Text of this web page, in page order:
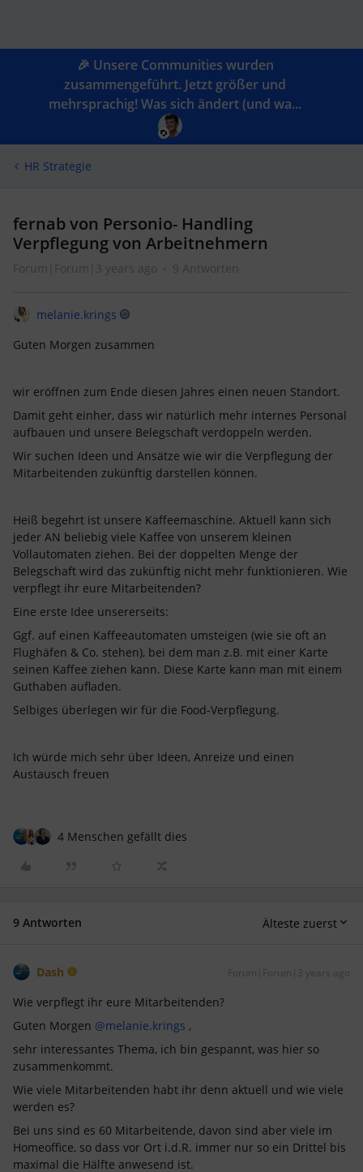
🎉 Unsere Communities wurden
zusammengeführt. Jetzt größer und
mehrsprachig! Was sich ändert (und wa...
HR Strategie
fernab von Personio- Handling
Verpflegung von Arbeitnehmern
Forum|Forum|3 years ago 9 Antworten
melanie.krings
Guten Morgen zusammen
wir eröffnen zum Ende diesen Jahres einen neuen Standort.
Damit geht einher, dass wir natürlich mehr internes Personal
aufbauen und unsere Belegschaft verdoppeln werden.
Wir suchen Ideen und Ansätze wie wir die Verpflegung der
Mitarbeitenden zukünftig darstellen können.
Heiß begehrt ist unsere Kaffeemaschine. Aktuell kann sich
jeder AN beliebig viele Kaffee von unserem kleinen
Vollautomaten ziehen. Bei der doppelten Menge der
Belegschaft wird das zukünftig nicht mehr funktionieren. Wie
verpflegt ihr eure Mitarbeitenden?
Eine erste Idee unsererseits:
Ggf. auf einen Kaffeeautomaten umsteigen (wie sie oft an
Flughäfen & Co. stehen), bei dem man z.B. mit einer Karte
seinen Kaffee ziehen kann. Diese Karte kann man mit einem
Guthaben aufladen.
Selbiges überlegen wir für die Food-Verpflegung.
Ich würde mich sehr über Ideen, Anreize und einen
Austausch freuen
4 Menschen gefällt dies
9 Antworten Älteste zuerst
Dash Forum|Forum|3 years ago
Wie verpflegt ihr eure Mitarbeitenden?
Guten Morgen @melanie.krings ,
sehr interessantes Thema, ich bin gespannt, was hier so
zusammenkommt.
Wie viele Mitarbeitenden habt ihr denn aktuell und wie viele
werden es?
Bei uns sind es 60 Mitarbeitende, davon sind aber viele im
Homeoffice, so dass vor Ort i.d.R. immer nur so ein Drittel bis
maximal die Hälfte anwesend ist.